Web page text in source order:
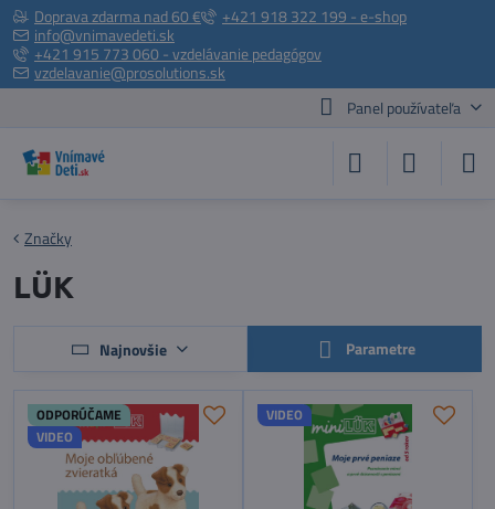
Doprava zdarma nad 60 €
+421 918 322 199 - e-shop
info@vnimavedeti.sk
+421 915 773 060 - vzdelávanie pedagógov
vzdelavanie@prosolutions.sk
Panel používateľa
Značky
LÜK
Najnovšie Parametre
ODPORÚČAME
VIDEO
VIDEO